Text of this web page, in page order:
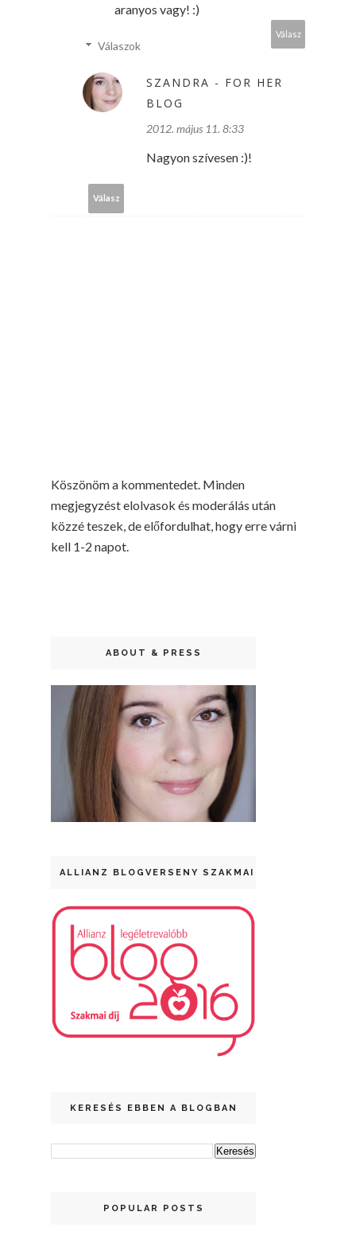
aranyos vagy! :)
Válasz
Válaszok
SZANDRA - FOR HER
BLOG
2012. május 11. 8:33
Nagyon szívesen :)!
Válasz
Köszönöm a kommentedet. Minden
megjegyzést elolvasok és moderálás után
közzé teszek, de előfordulhat, hogy erre várni
kell 1-2 napot.
ABOUT & PRESS
ALLIANZ BLOGVERSENY SZAKMAI DÍJ
KERESÉS EBBEN A BLOGBAN
POPULAR POSTS